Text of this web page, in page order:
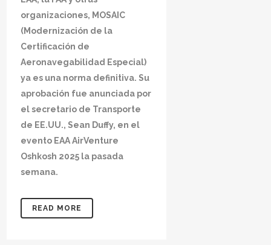
organizaciones, MOSAIC
(Modernización de la
Certificación de
Aeronavegabilidad Especial)
ya es una norma definitiva. Su
aprobación fue anunciada por
el secretario de Transporte
de EE.UU., Sean Duffy, en el
evento EAA AirVenture
Oshkosh 2025 la pasada
semana.
READ MORE